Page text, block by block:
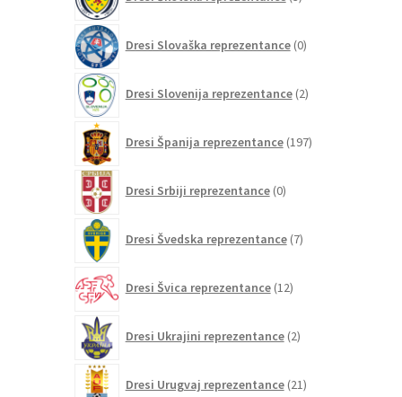
izdelki
Dresi Slovaška reprezentance 0izdelkov
Dresi Slovenija reprezentance 2izdelka
Dresi Španija reprezentance 197izdelkov
Dresi Srbiji reprezentance 0izdelkov
Dresi Švedska reprezentance 7izdelkov
Dresi Švica reprezentance 12izdelkov
Dresi Ukrajini reprezentance 2izdelka
Dresi Urugvaj reprezentance 21izdelkov